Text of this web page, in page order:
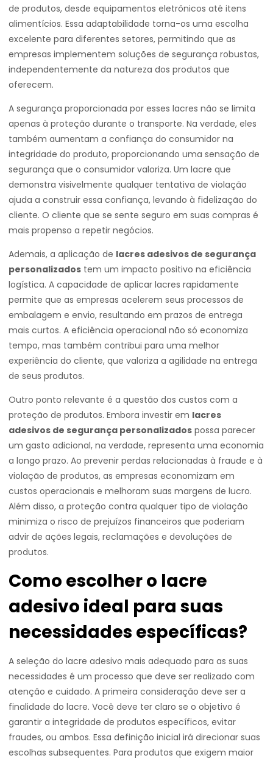
de produtos, desde equipamentos eletrônicos até itens
alimentícios. Essa adaptabilidade torna-os uma escolha
excelente para diferentes setores, permitindo que as
empresas implementem soluções de segurança robustas,
independentemente da natureza dos produtos que
oferecem.
A segurança proporcionada por esses lacres não se limita
apenas à proteção durante o transporte. Na verdade, eles
também aumentam a confiança do consumidor na
integridade do produto, proporcionando uma sensação de
segurança que o consumidor valoriza. Um lacre que
demonstra visivelmente qualquer tentativa de violação
ajuda a construir essa confiança, levando à fidelização do
cliente. O cliente que se sente seguro em suas compras é
mais propenso a repetir negócios.
Ademais, a aplicação de lacres adesivos de segurança
personalizados tem um impacto positivo na eficiência
logística. A capacidade de aplicar lacres rapidamente
permite que as empresas acelerem seus processos de
embalagem e envio, resultando em prazos de entrega
mais curtos. A eficiência operacional não só economiza
tempo, mas também contribui para uma melhor
experiência do cliente, que valoriza a agilidade na entrega
de seus produtos.
Outro ponto relevante é a questão dos custos com a
proteção de produtos. Embora investir em lacres
adesivos de segurança personalizados possa parecer
um gasto adicional, na verdade, representa uma economia
a longo prazo. Ao prevenir perdas relacionadas à fraude e à
violação de produtos, as empresas economizam em
custos operacionais e melhoram suas margens de lucro.
Além disso, a proteção contra qualquer tipo de violação
minimiza o risco de prejuízos financeiros que poderiam
advir de ações legais, reclamações e devoluções de
produtos.
Como escolher o lacre
adesivo ideal para suas
necessidades específicas?
A seleção do lacre adesivo mais adequado para as suas
necessidades é um processo que deve ser realizado com
atenção e cuidado. A primeira consideração deve ser a
finalidade do lacre. Você deve ter claro se o objetivo é
garantir a integridade de produtos específicos, evitar
fraudes, ou ambos. Essa definição inicial irá direcionar suas
escolhas subsequentes. Para produtos que exigem maior